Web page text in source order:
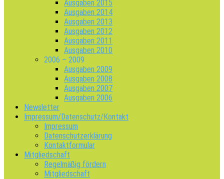
Ausgaben 2015
Ausgaben 2014
Ausgaben 2013
Ausgaben 2012
Ausgaben 2011
Ausgaben 2010
2006 – 2009
Ausgaben 2009
Ausgaben 2008
Ausgaben 2007
Ausgaben 2006
Newsletter
Impressum/Datenschutz/Kontakt
Impressum
Datenschutzerklärung
Kontaktformular
Mitgliedschaft
Regelmäßig fördern
Mitgliedschaft